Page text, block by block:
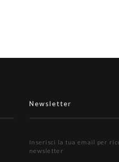
Newsletter
Inserisci la tua email per
newsletter